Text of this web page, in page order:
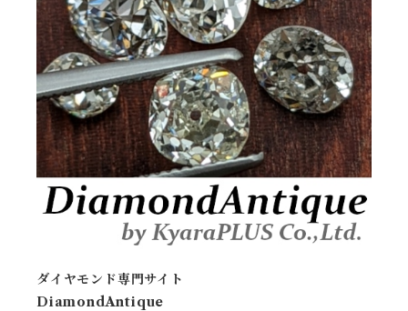
ダイヤモンド専門サイト
DiamondAntique